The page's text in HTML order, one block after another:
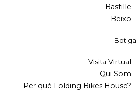
Bastille
Beixo
Botiga
Visita Virtual
Qui Som
Per què Folding Bikes House?